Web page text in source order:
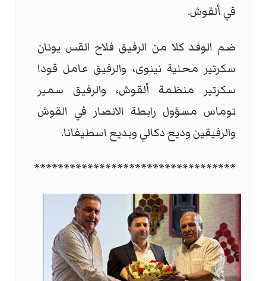
في ألقوش.
ضم الوفد كلا من الرفيق فلاح القس يونان
سكرتير محلية نينوى، والرفيق عامل قودا
سكرتير منظمة ألقوش، والرفيق سمير
توماس مسؤول رابطة الانصار في القوش
والرفيقين وديع دكالي وبديع اسطيفانا.
**********************************